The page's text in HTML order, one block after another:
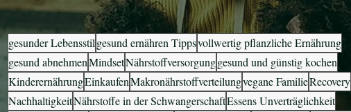
gesunder Lebensstilgesund ernähren Tippsvollwertig pflanzliche Ernährung
gesund abnehmenMindsetNährstoffversorgunggesund und günstig kochen
KinderernährungEinkaufenMakronährstoffverteilungvegane FamilieRecovery
NachhaltigkeitNährstoffe in der SchwangerschaftEssens Unverträglichkeit